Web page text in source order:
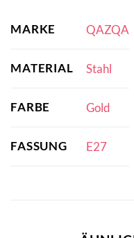
MARKE QAZQA
MATERIAL Stahl
FARBE Gold
FASSUNG E27